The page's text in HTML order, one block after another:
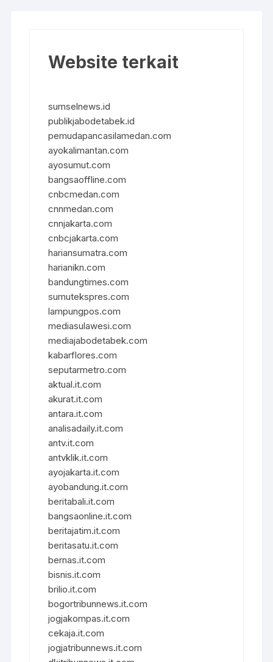
Website terkait
sumselnews.id
publikjabodetabek.id
pemudapancasilamedan.com
ayokalimantan.com
ayosumut.com
bangsaoffline.com
cnbcmedan.com
cnnmedan.com
cnnjakarta.com
cnbcjakarta.com
hariansumatra.com
harianikn.com
bandungtimes.com
sumutekspres.com
lampungpos.com
mediasulawesi.com
mediajabodetabek.com
kabarflores.com
seputarmetro.com
aktual.it.com
akurat.it.com
antara.it.com
analisadaily.it.com
antv.it.com
antvklik.it.com
ayojakarta.it.com
ayobandung.it.com
beritabali.it.com
bangsaonline.it.com
beritajatim.it.com
beritasatu.it.com
bernas.it.com
bisnis.it.com
brilio.it.com
bogortribunnews.it.com
jogjakompas.it.com
cekaja.it.com
jogjatribunnews.it.com